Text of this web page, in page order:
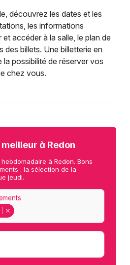
découvrez les dates et les
les informations
accéder à la salle, le plan de
des billets. Une billetterie en
possibilité de réserver vos
chez vous.
à Redon
à Redon. Bons
: la sélection de la
jeudi.